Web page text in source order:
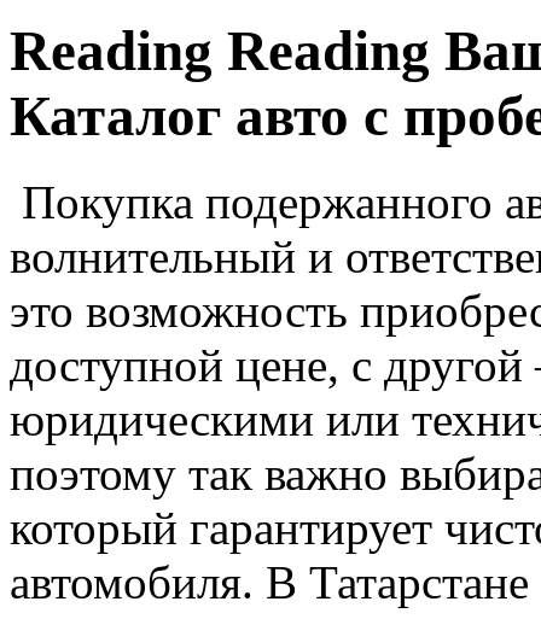
Reading Reading
Каталог авто с
Покупка подержанного
волнительный и
это возможность
доступной цене, с
юридическими или
поэтому так важно
который гарантирует
автомобиля. В